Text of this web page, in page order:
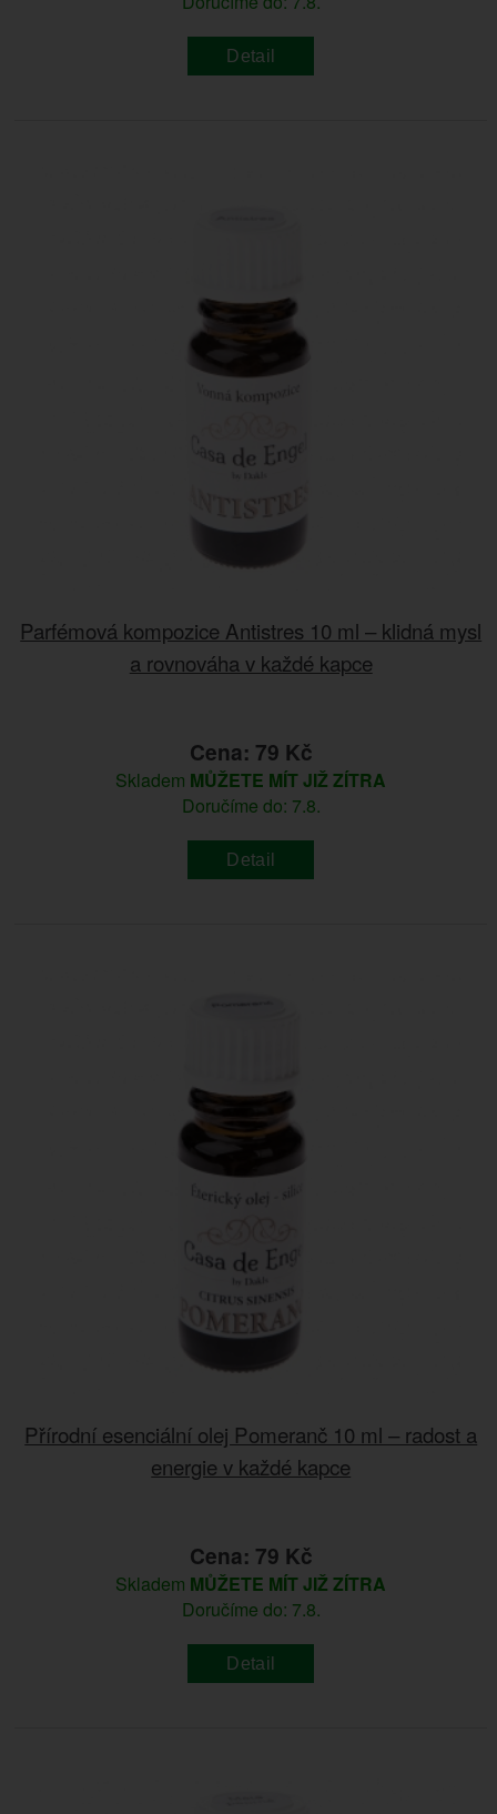
Detail
Parfémová kompozice Antistres 10 ml – klidná mysl
a rovnováha v každé kapce
Cena: 79 Kč
Skladem MŮŽETE MÍT JIŽ ZÍTRA
Doručíme do: 7.8.
Detail
Přírodní esenciální olej Pomeranč 10 ml – radost a
energie v každé kapce
Cena: 79 Kč
Skladem MŮŽETE MÍT JIŽ ZÍTRA
Doručíme do: 7.8.
Detail